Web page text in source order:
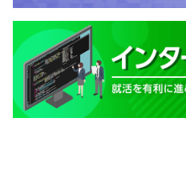
社会保険（健康保険・厚生年
用保険・労災保険
・定期的な自己啓発の研修の
・取得した資格に応じて一時
～300,000円）
▼支給対象資格の例▼
・情報処理技術者試験